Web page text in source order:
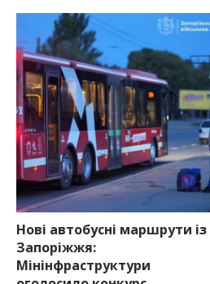
Нові автобусні маршрути із
Запоріжжя:
Мінінфраструктури